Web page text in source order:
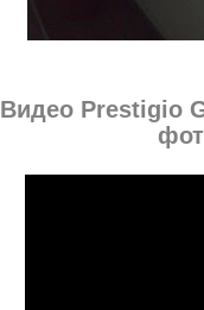
Видео Prestigio